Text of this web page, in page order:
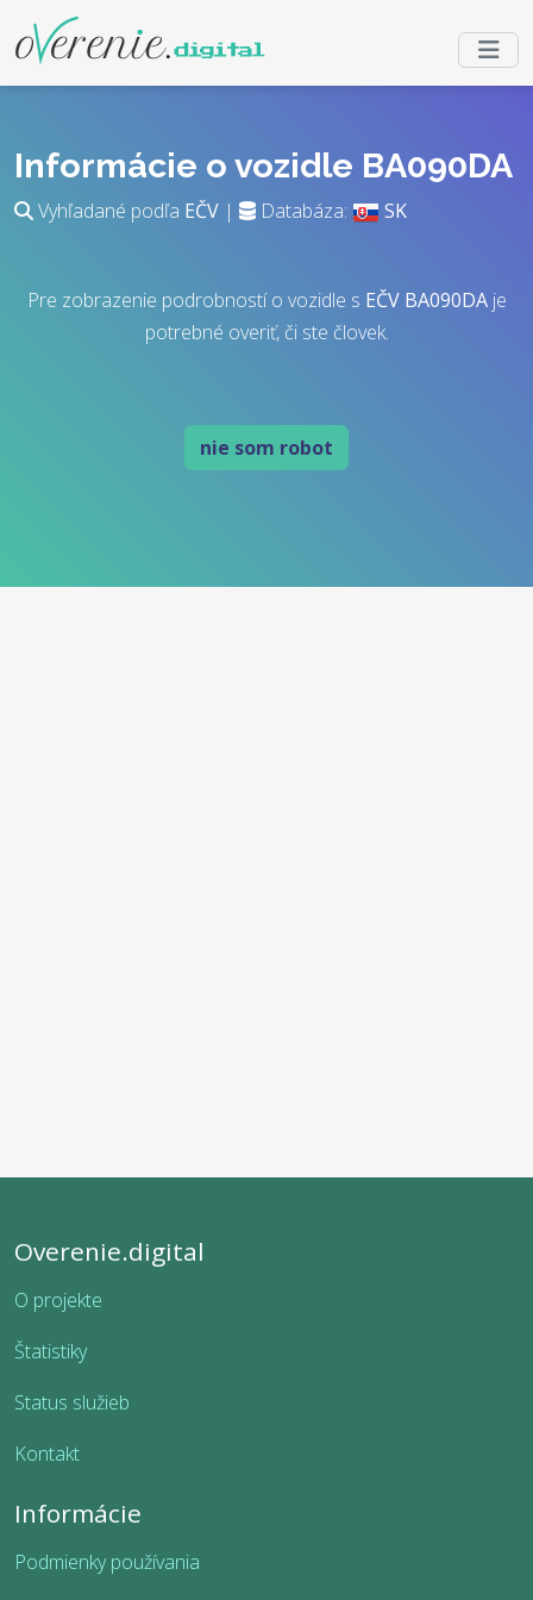
Informácie o vozidle BA090DA
Vyhľadané podľa EČV | Databáza: SK
Pre zobrazenie podrobností o vozidle s EČV BA090DAje
potrebné overiť, či ste človek.
nie som robot
Overenie.digital
O projekte
Štatistiky
Status služieb
Kontakt
Informácie
Podmienky používania